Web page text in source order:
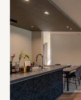
ALL
平屋